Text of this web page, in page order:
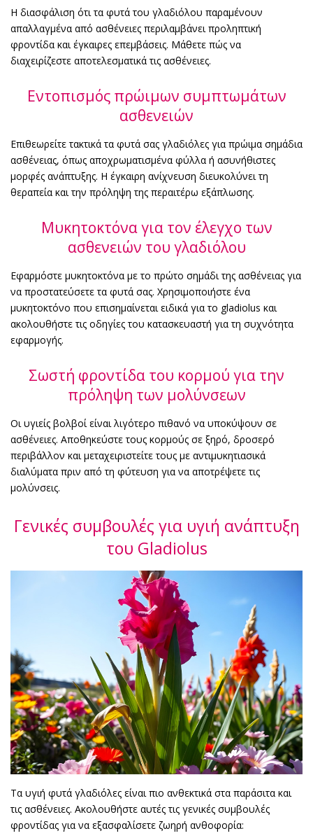
Η διασφάλιση ότι τα φυτά του γλαδιόλου παραμένουν
απαλλαγμένα από ασθένειες περιλαμβάνει προληπτική
φροντίδα και έγκαιρες επεμβάσεις. Μάθετε πώς να
διαχειρίζεστε αποτελεσματικά τις ασθένειες.
Εντοπισμός πρώιμων συμπτωμάτων
ασθενειών
Επιθεωρείτε τακτικά τα φυτά σας γλαδιόλες για πρώιμα σημάδια
ασθένειας, όπως αποχρωματισμένα φύλλα ή ασυνήθιστες
μορφές ανάπτυξης. Η έγκαιρη ανίχνευση διευκολύνει τη
θεραπεία και την πρόληψη της περαιτέρω εξάπλωσης.
Μυκητοκτόνα για τον έλεγχο των
ασθενειών του γλαδιόλου
Εφαρμόστε μυκητοκτόνα με το πρώτο σημάδι της ασθένειας για
να προστατεύσετε τα φυτά σας. Χρησιμοποιήστε ένα
μυκητοκτόνο που επισημαίνεται ειδικά για το gladiolus και
ακολουθήστε τις οδηγίες του κατασκευαστή για τη συχνότητα
εφαρμογής.
Σωστή φροντίδα του κορμού για την
πρόληψη των μολύνσεων
Οι υγιείς βολβοί είναι λιγότερο πιθανό να υποκύψουν σε
ασθένειες. Αποθηκεύστε τους κορμούς σε ξηρό, δροσερό
περιβάλλον και μεταχειριστείτε τους με αντιμυκητιασικά
διαλύματα πριν από τη φύτευση για να αποτρέψετε τις
μολύνσεις.
Γενικές συμβουλές για υγιή ανάπτυξη
του Gladiolus
Τα υγιή φυτά γλαδιόλες είναι πιο ανθεκτικά στα παράσιτα και
τις ασθένειες. Ακολουθήστε αυτές τις γενικές συμβουλές
φροντίδας για να εξασφαλίσετε ζωηρή ανθοφορία: